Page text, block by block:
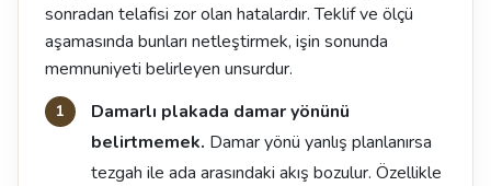
sonradan telafisi zor olan hatalardır. Teklif ve ölçü
aşamasında bunları netleştirmek, işin sonunda
memnuniyeti belirleyen unsurdur.
Damarlı plakada damar yönünü
belirtmemek. Damar yönü yanlış planlanırsa
tezgah ile ada arasındaki akış bozulur. Özellikle